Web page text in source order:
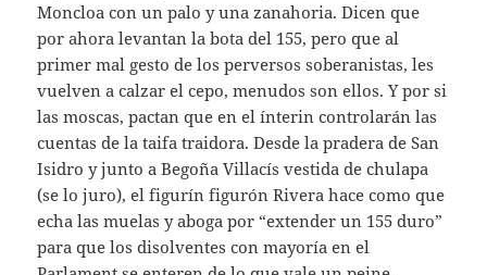
Moncloa con un palo y una zanahoria. Dicen que
por ahora levantan la bota del 155, pero que al
primer mal gesto de los perversos soberanistas, les
vuelven a calzar el cepo, menudos son ellos. Y por si
las moscas, pactan que en el ínterin controlarán las
cuentas de la taifa traidora. Desde la pradera de San
Isidro y junto a Begoña Villacís vestida de chulapa
(se lo juro), el figurín figurón Rivera hace como que
echa las muelas y aboga por “extender un 155 duro”
para que los disolventes con mayoría en el